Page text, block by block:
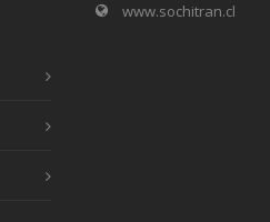
www.sochitran.cl